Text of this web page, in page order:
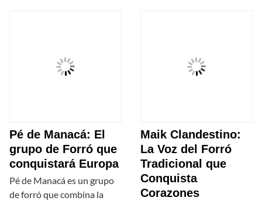
Pé de Manacá: El
grupo de Forró que
conquistará Europa
Pé de Manacá es un grupo
de forró que combina la
Maik Clandestino:
La Voz del Forró
Tradicional que
Conquista
Corazones